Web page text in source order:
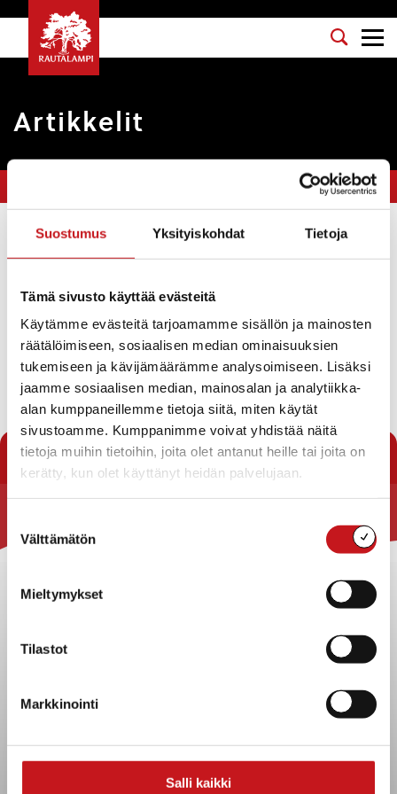
Suostumus Yksityiskohdat Tietoja
Tämä sivusto käyttää evästeitä
Käytämme evästeitä tarjoamamme sisällön ja mainosten
räätälöimiseen, sosiaalisen median ominaisuuksien
tukemiseen ja kävijämäärämme analysoimiseen. Lisäksi
jaamme sosiaalisen median, mainosalan ja analytiikka-
alan kumppaneillemme tietoja siitä, miten käytät
sivustoamme. Kumppanimme voivat yhdistää näitä
tietoja muihin tietoihin, joita olet antanut heille tai joita on
kerätty, kun olet käyttänyt heidän palvelujaan.
valinta
Välttämätön
Mieltymykset
Tilastot
Markkinointi
Salli kaikki
Artikkelit
Uimahalli avataan maanantaina 2.10.2023!
27.9.2023 Uutiset
Rautalammin uimahallilla toteutettiin uimahallin
suodatusjärjestelmän uusiminen, uimahallin varauloskäynnin
oven uusiminen sekä saunatilojen peruskorjaus syyskuun aikana.
Uimahalli avataan 2.10.2023. Lauantaiuinti alkaa marraskuussa.
Rautalammin kunta
Kuntainfo
Strategiat, ohjelmat, ohjeet, suunnitelmat, säännöt ja
Asiakirjajulkisuuskuvaus
Saavutettavuusseloste